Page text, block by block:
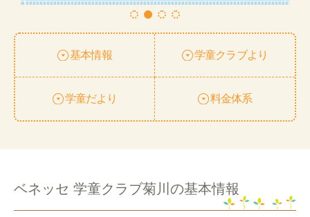
基本情報 学童クラブより
学童だより 料金体系
ベネッセ 学童クラブ菊川の基本情報